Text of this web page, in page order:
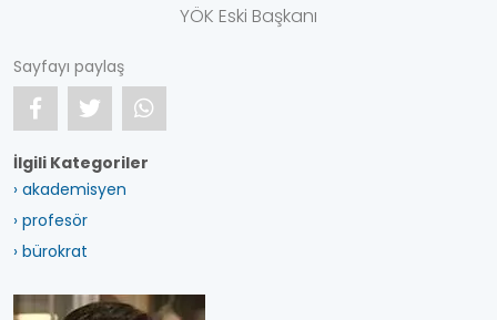
YÖK Eski Başkanı
Sayfayı paylaş
İlgili Kategoriler
› akademisyen
› profesör
› bürokrat